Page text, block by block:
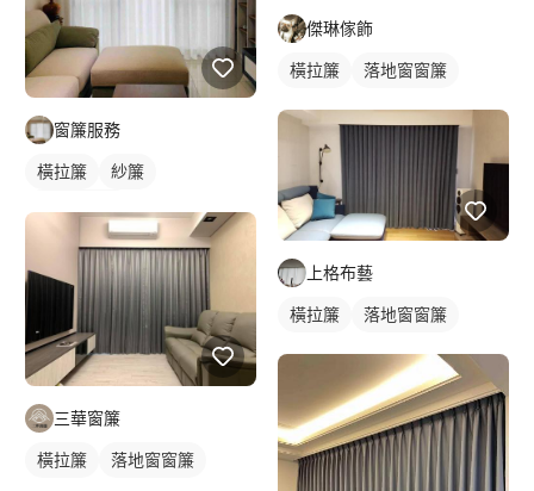
窗簾服務
橫拉簾
紗簾
三華窗簾
橫拉簾 落地窗窗簾
傑琳傢飾
橫拉簾 落地窗窗簾
上格布藝
橫拉簾 落地窗窗簾